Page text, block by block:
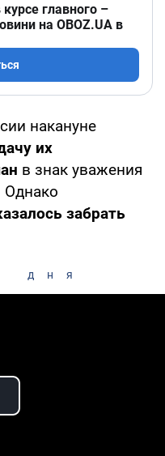
главного –
на OBOZ.UA в
накануне
их
в знак уважения
Однако
забрать
дня
Video